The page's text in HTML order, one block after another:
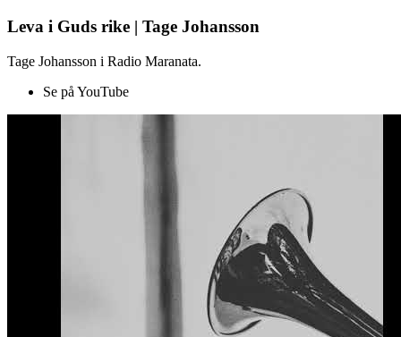
Leva i Guds rike | Tage Johansson
Tage Johansson i Radio Maranata.
Se på YouTube